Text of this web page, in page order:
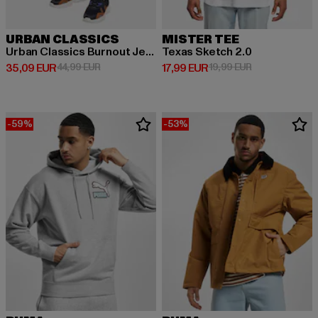
URBAN CLASSICS
Urban Classics Burnout Jersey Big
35,09 EUR
Derzeitiger Preis: 35,09 EUR
44,99 EURAktionspreis: 44,99 EUR
MISTER TEE
Texas Sketch 2.0
17,99 EUR
Derzeitiger Preis: 17,99 EUR
19,99 EURAktionspreis:
-59% -53%